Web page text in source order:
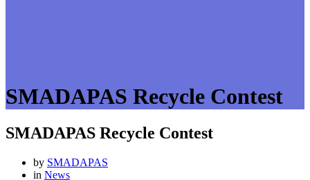
SMADAPAS Recycle Contest
SMADAPAS Recycle Contest
by SMADAPAS
in News